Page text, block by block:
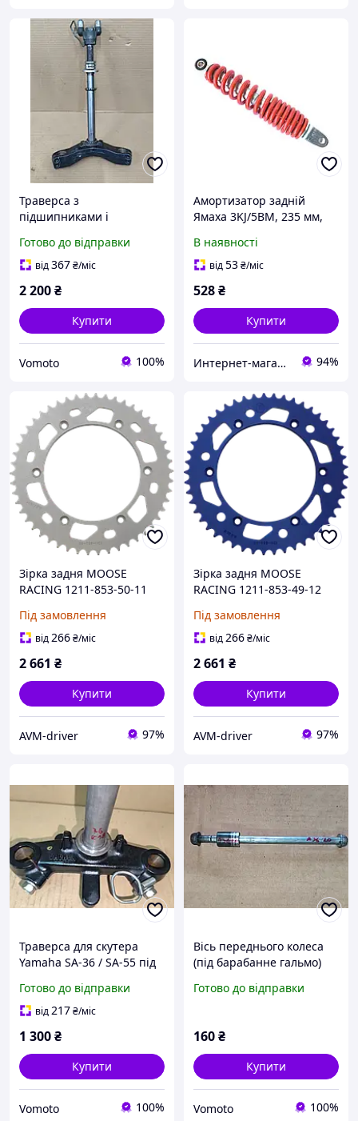
Траверса з
підшипниками і
Yamaha X-Max 125 original
Готово до відправки
від367₴/міс
2 200₴
Купити
Vomoto 100%
Амортизатор задній
Ямаха 3KJ/5BM, 235 мм,
В наявності
від53₴/міс
528₴
Купити
Интернет-магазин "MotoMSU" 94%
Зірка задня MOOSE
RACING 1211-853-50-11
Під замовлення
від266₴/міс
2 661 ₴
Купити
AVM-driver 97%
Зірка задня MOOSE
RACING 1211-853-49-12
Під замовлення
від266₴/міс
2 661 ₴
Купити
AVM-driver 97%
Траверса для скутера
Yamaha SA-36 / SA-55 під
(тормоз)
Готово до відправки
від217₴/міс
1 300₴
Купити
Vomoto 100%
Вісь переднього колеса
(під барабанне гальмо)
/ SA-55 original
Готово до відправки
160₴
Купити
Vomoto 100%